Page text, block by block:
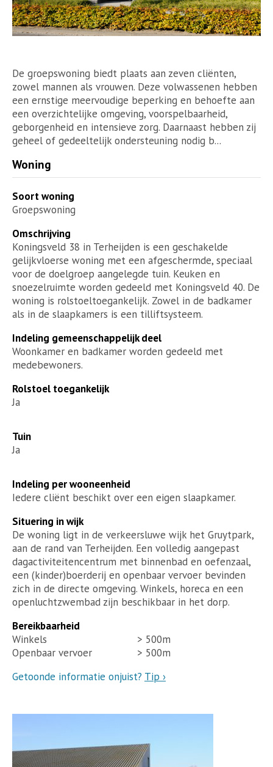
De groepswoning biedt plaats aan zeven cliënten,
zowel mannen als vrouwen. Deze volwassenen hebben
een ernstige meervoudige beperking en behoefte aan
een overzichtelijke omgeving, voorspelbaarheid,
geborgenheid en intensieve zorg. Daarnaast hebben zij
geheel of gedeeltelijk ondersteuning nodig b...
Woning
Soort woning
Groepswoning
Omschrijving
Koningsveld 38 in Terheijden is een geschakelde
gelijkvloerse woning met een afgeschermde, speciaal
voor de doelgroep aangelegde tuin. Keuken en
snoezelruimte worden gedeeld met Koningsveld 40. De
woning is rolstoeltoegankelijk. Zowel in de badkamer
als in de slaapkamers is een tilliftsysteem.
Indeling gemeenschappelijk deel
Woonkamer en badkamer worden gedeeld met
medebewoners.
Rolstoel toegankelijk
Ja
Tuin
Ja
Indeling per wooneenheid
Iedere cliënt beschikt over een eigen slaapkamer.
Situering in wijk
De woning ligt in de verkeersluwe wijk het Gruytpark,
aan de rand van Terheijden. Een volledig aangepast
dagactiviteitencentrum met binnenbad en oefenzaal,
een (kinder)boerderij en openbaar vervoer bevinden
zich in de directe omgeving. Winkels, horeca en een
openluchtzwembad zijn beschikbaar in het dorp.
Bereikbaarheid
Winkels
> 500m
Openbaar vervoer
> 500m
Getoonde informatie onjuist? Tip ›